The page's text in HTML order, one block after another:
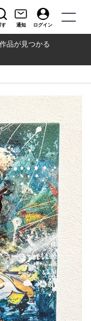
す 通知 ログイン
品が見つかる